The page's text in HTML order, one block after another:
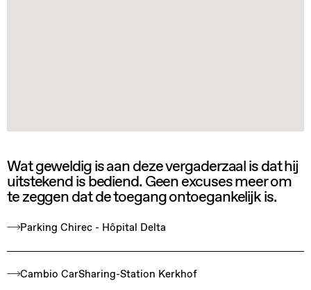
Wat geweldig is aan deze vergaderzaal is dat hij
uitstekend is bediend. Geen excuses meer om
te zeggen dat de toegang ontoegankelijk is.
Parking Chirec - Hôpital Delta
Cambio CarSharing-Station Kerkhof